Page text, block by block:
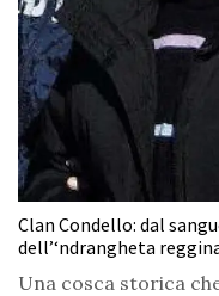
Clan Condello: dal
dell’‘ndrangheta
Una cosca storica